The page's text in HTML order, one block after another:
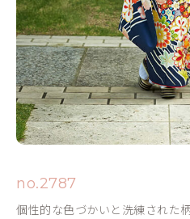
no.2787
個性的な色づかいと洗練された